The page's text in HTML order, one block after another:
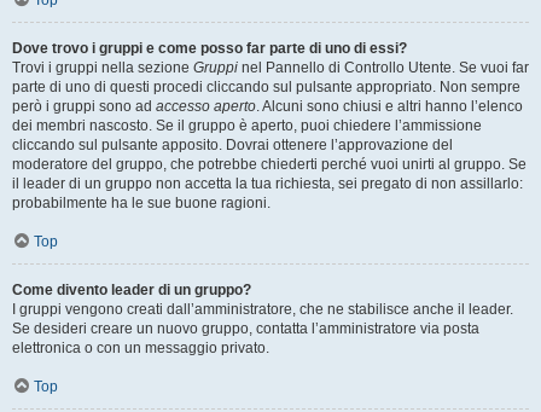
Dove trovo i gruppi e come posso far parte di uno di essi?
Trovi i gruppi nella sezione Gruppi nel Pannello di Controllo Utente. Se vuoi far
parte di uno di questi procedi cliccando sul pulsante appropriato. Non sempre
però i gruppi sono ad accesso aperto. Alcuni sono chiusi e altri hanno l’elenco
dei membri nascosto. Se il gruppo è aperto, puoi chiedere l’ammissione
cliccando sul pulsante apposito. Dovrai ottenere l’approvazione del
moderatore del gruppo, che potrebbe chiederti perché vuoi unirti al gruppo. Se
il leader di un gruppo non accetta la tua richiesta, sei pregato di non assillarlo:
probabilmente ha le sue buone ragioni.
Top
Come divento leader di un gruppo?
I gruppi vengono creati dall’amministratore, che ne stabilisce anche il leader.
Se desideri creare un nuovo gruppo, contatta l’amministratore via posta
elettronica o con un messaggio privato.
Top